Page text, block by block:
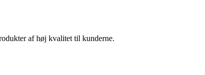
af høj kvalitet til kunderne.